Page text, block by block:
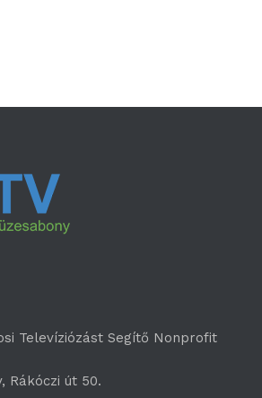
Televíziózást Segítő Nonprofit
Rákóczi út 50.